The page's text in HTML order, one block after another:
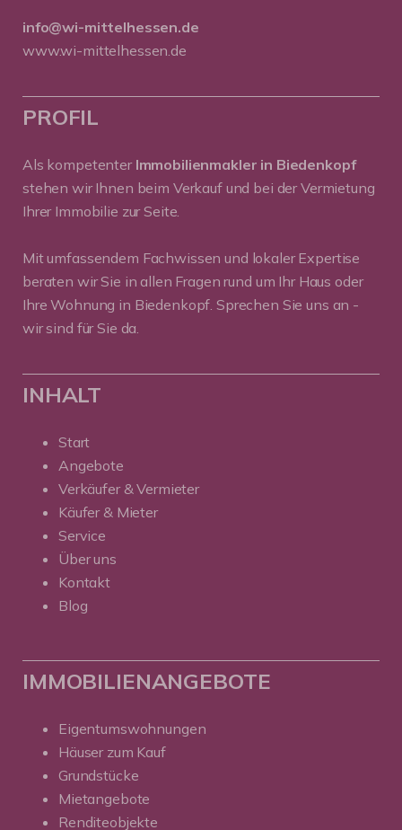
info@wi-mittelhessen.de
www.wi-mittelhessen.de
PROFIL
Als kompetenter Immobilienmakler in Biedenkopf
stehen wir Ihnen beim Verkauf und bei der Vermietung
Ihrer Immobilie zur Seite.
Mit umfassendem Fachwissen und lokaler Expertise
beraten wir Sie in allen Fragen rund um Ihr Haus oder
Ihre Wohnung in Biedenkopf. Sprechen Sie uns an -
wir sind für Sie da.
INHALT
Start
Angebote
Verkäufer & Vermieter
Käufer & Mieter
Service
Über uns
Kontakt
Blog
IMMOBILIENANGEBOTE
Eigentumswohnungen
Häuser zum Kauf
Grundstücke
Mietangebote
Renditeobjekte